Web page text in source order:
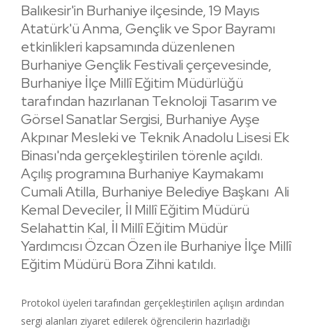
Balıkesir'in Burhaniye ilçesinde, 19 Mayıs
Atatürk'ü Anma, Gençlik ve Spor Bayramı
etkinlikleri kapsamında düzenlenen
Burhaniye Gençlik Festivali çerçevesinde,
Burhaniye İlçe Millî Eğitim Müdürlüğü
tarafından hazırlanan Teknoloji Tasarım ve
Görsel Sanatlar Sergisi, Burhaniye Ayşe
Akpınar Mesleki ve Teknik Anadolu Lisesi Ek
Binası'nda gerçekleştirilen törenle açıldı.
Açılış programına Burhaniye Kaymakamı
Cumali Atilla, Burhaniye Belediye Başkanı Ali
Kemal Deveciler, İl Millî Eğitim Müdürü
Selahattin Kal, İl Millî Eğitim Müdür
Yardımcısı Özcan Özen ile Burhaniye İlçe Millî
Eğitim Müdürü Bora Zihni katıldı.
Protokol üyeleri tarafından gerçekleştirilen açılışın ardından
sergi alanları ziyaret edilerek öğrencilerin hazırladığı